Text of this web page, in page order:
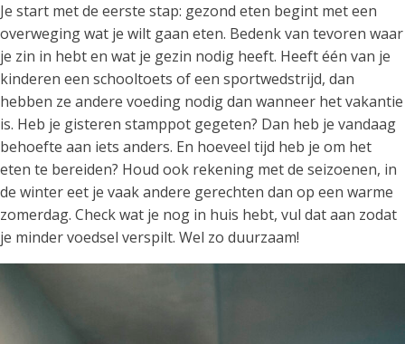
Je start met de eerste stap: gezond eten begint met een
overweging wat je wilt gaan eten. Bedenk van tevoren waar
je zin in hebt en wat je gezin nodig heeft. Heeft één van je
kinderen een schooltoets of een sportwedstrijd, dan
hebben ze andere voeding nodig dan wanneer het vakantie
is. Heb je gisteren stamppot gegeten? Dan heb je vandaag
behoefte aan iets anders. En hoeveel tijd heb je om het
eten te bereiden? Houd ook rekening met de seizoenen, in
de winter eet je vaak andere gerechten dan op een warme
zomerdag. Check wat je nog in huis hebt, vul dat aan zodat
je minder voedsel verspilt. Wel zo duurzaam!